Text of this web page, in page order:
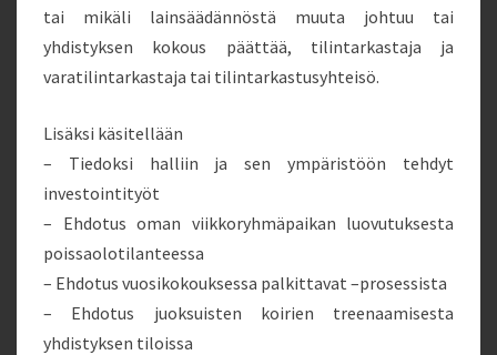
tai mikäli lainsäädännöstä muuta johtuu tai
yhdistyksen kokous päättää, tilintarkastaja ja
varatilintarkastaja tai tilintarkastusyhteisö.
Lisäksi käsitellään
– Tiedoksi halliin ja sen ympäristöön tehdyt
investointityöt
– Ehdotus oman viikkoryhmäpaikan luovutuksesta
poissaolotilanteessa
– Ehdotus vuosikokouksessa palkittavat –prosessista
– Ehdotus juoksuisten koirien treenaamisesta
yhdistyksen tiloissa